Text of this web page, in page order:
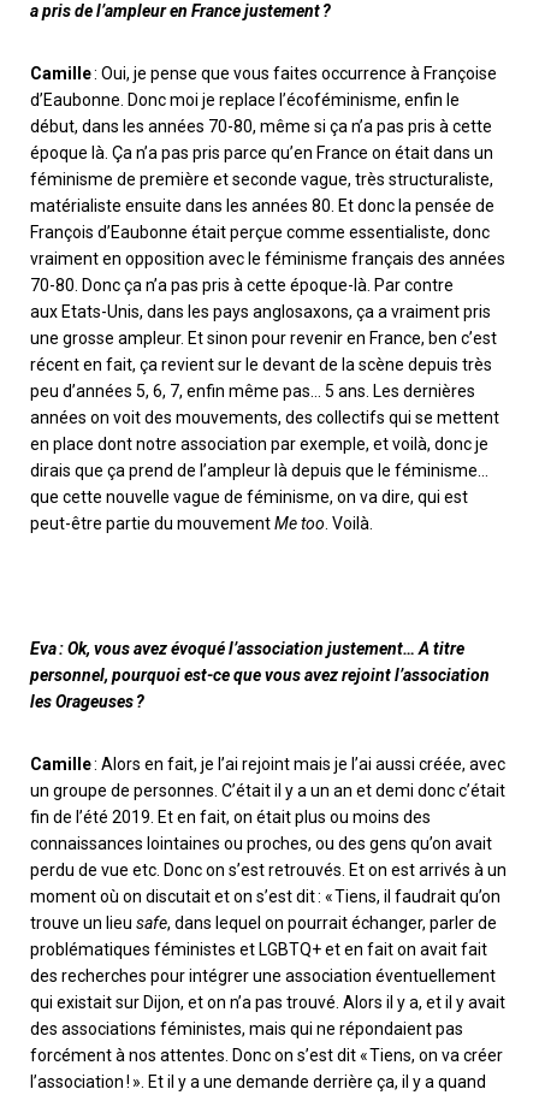
a pris de l’ampleur en France justement ?
Camille: Oui, je pense que vous faites occurrence à Françoise
d’Eaubonne Donc moi je replace l’écoféminisme, enfin le
début, dans les années 70-80, même si ça n’a pas pris à cette
époque là. Ça n’a pas pris parce qu’en France on était dans un
féminisme de première et seconde vague, très structuraliste,
matérialiste ensuite dans les années 80. Et donc la pensée de
François d’Eaubonne était perçue comme essentialiste, donc
vraiment en opposition avec le féminisme français des années
70-80 . Donc ça n’a pas pris à cette époque-là . Par contre
aux Etats-Unis, dans les pays anglosaxons, ça a vraiment pris
une grosse ampleur. Et sinon pour revenir en France, ben c’est
récent en fait, ça revient sur le devant de la scène depuis très
peu d’années 5, 6, 7, enfin même pas… 5 ans. Les dernières
années on voit des mouvements, des collectifs qui se mettent
en place dont notre association par exemple, et voilà, donc je
dirais que ça prend de l’ampleur là depuis que le féminisme…
que cette nouvelle vague de féminisme, on va dire, qui est
peut-être partie du mouvementMetoo . Voilà.
Eva : Ok, vous avez évoqué l’association justement… A titre
personnel, pourquoi est-ce que vous avez rejoint l’association
les Orageuses ?
Camille: Alors en fait, je l’ai rejoint mais je l’ai aussi créée, avec
un groupe de personnes. C’était il y a un an et demi donc c’était
fin de l’été 2019. Et en fait, on était plus ou moins des
connaissances lointaines ou proches, ou des gens qu’on avait
perdu de vue etc. Donc on s’est retrouvés. Et on est arrivés à un
moment où on discutait et on s’est dit : « Tiens, il faudrait qu’on
trouve un lieu safe, dans lequel on pourrait échanger, parler de
problématiques féministes et LGBTQ+ et en fait on avait fait
des recherches pour intégrer une association éventuellement
qui existait sur Dijon, et on n’a pas trouvé. Alors il y a, et il y avait
des associations féministes, mais qui ne répondaient pas
forcément à nos attentes. Donc on s’est dit « Tiens, on va créer
l’association ! ». Et il y a une demande derrière ça, il y a quand